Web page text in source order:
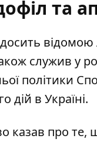
та
досить
служив у
політики
дій в Україні.
про те,